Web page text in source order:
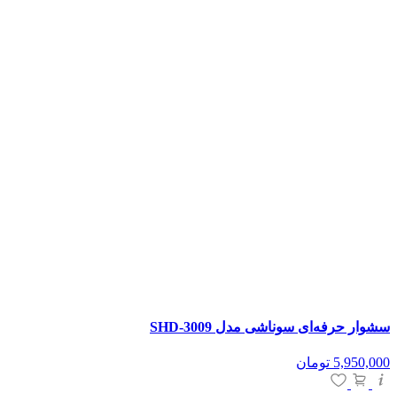
سشوار حرفه‌ای سوناشی مدل SHD-3009
5,950,000 تومان